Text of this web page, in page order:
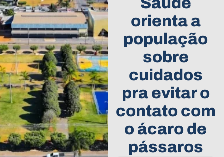
orienta a
população
sobre
cuidados
pra evitar o
contato com
o ácaro de
pássaros